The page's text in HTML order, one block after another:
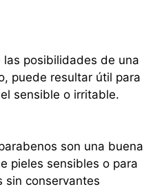
posibilidades de una
puede resultar útil para
sensible o irritable.
son una buena
pieles sensibles o para
sin conservantes